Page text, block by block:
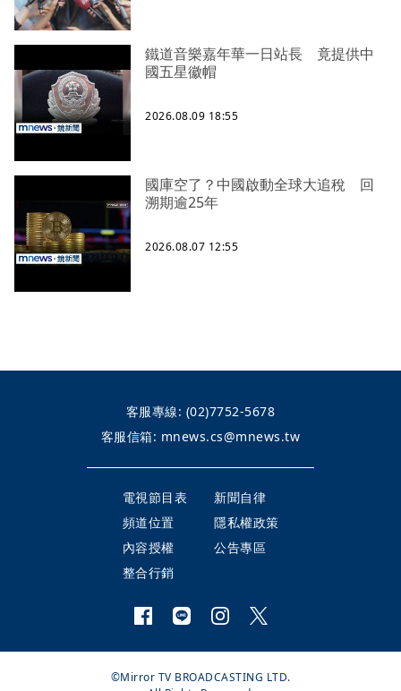
鐵道音樂嘉年華一日站長 竟提供中
國五星徽帽
2026.08.09 18:55
國庫空了？中國啟動全球大追稅 回
溯期逾25年
2026.08.07 12:55
客服專線: (02)7752-5678
客服信箱: mnews.cs@mnews.tw
電視節目表
新聞自律
頻道位置
隱私權政策
內容授權
公告專區
整合行銷
©Mirror TV BROADCASTING LTD.